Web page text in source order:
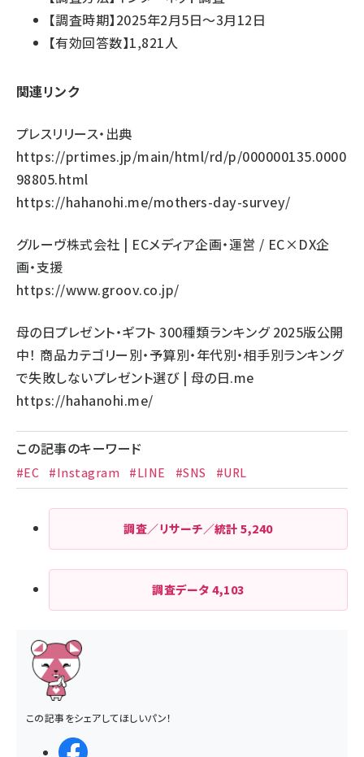
【調査時期】2025年2月5日～3月12日
【有効回答数】1,821人
関連リンク
プレスリリース・出典
https://prtimes.jp/main/html/rd/p/000000135.0000
98805.html
https://hahanohi.me/mothers-day-survey/
グルーヴ株式会社 | ECメディア企画・運営 / EC×DX企
画・支援
https://www.groov.co.jp/
母の日プレゼント・ギフト 300種類ランキング 2025版公開
中！ 商品カテゴリー別・予算別・年代別・相手別ランキング
で失敗しないプレゼント選び | 母の日.me
https://hahanohi.me/
この記事のキーワード
#EC #Instagram #LINE #SNS #URL
調査／リサーチ／統計5,240
調査データ4,103
この記事をシェアしてほしいパン！